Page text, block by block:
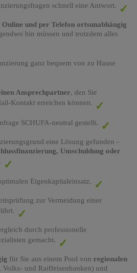
schnell eine Antwort.
Online und per Telefon ortsunabhängig
hin müssen und trotzdem alles
ganz bequem von zu Hause
Ansprechpartner, den Sie
Kontakt erreichen können.
SCHUFA-neutral gestellt.
eine Lösung gefunden -
Umschuldung oder
.
Eigenkapitaleinsatz.
zur Vermeidung einer
durch professionelle
gemacht.
für Sie aus einem Pool von regionalen
Volks- und Raiffeisenbanken) und